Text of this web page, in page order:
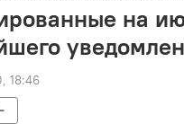
на
18:46